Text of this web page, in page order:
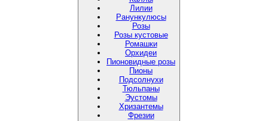
Лилии
Ранункулюсы
Розы
Розы кустовые
Ромашки
Орхидеи
Пионовидные розы
Пионы
Подсолнухи
Тюльпаны
Эустомы
Хризантемы
Фрезии